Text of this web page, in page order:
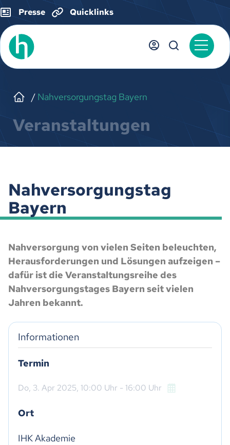
Presse Quicklinks
Nahversorgungstag Bayern
Veranstaltungen
Nahversorgungstag
Bayern
Nahversorgung von vielen Seiten beleuchten,
Herausforderungen und Lösungen aufzeigen –
dafür ist die Veranstaltungsreihe des
Nahversorgungstages Bayern seit vielen
Jahren bekannt.
Informationen
Termin
Do, 3. Apr 2025, 10:00 Uhr - 16:00 Uhr
Ort
IHK Akademie